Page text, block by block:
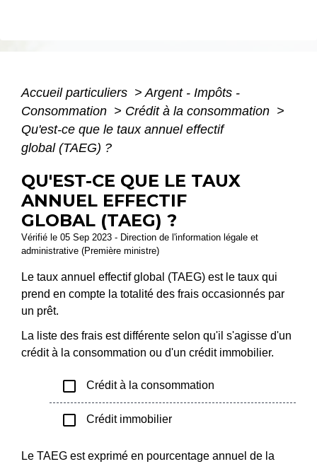
Accueil particuliers > Argent - Impôts -
Consommation > Crédit à la consommation >
Qu'est-ce que le taux annuel effectif
global (TAEG) ?
QU'EST-CE QUE LE TAUX
ANNUEL EFFECTIF
GLOBAL (TAEG) ?
Vérifié le 05 Sep 2023 - Direction de l'information légale et
administrative (Première ministre)
Le taux annuel effectif global (TAEG) est le taux qui
prend en compte la totalité des frais occasionnés par
un prêt.
La liste des frais est différente selon qu'il s'agisse d'un
crédit à la consommation ou d'un crédit immobilier.
check_box_outline_blank Crédit à la consommation
check_box_outline_blank Crédit immobilier
Le TAEG est exprimé en pourcentage annuel de la